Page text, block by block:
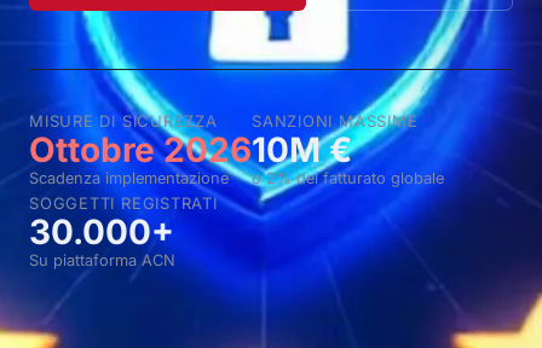
MISURE DI SICUREZZA
Ottobre 2026
Scadenza implementazione
SANZIONI MASSIME
10M €
o 2% del fatturato globale
SOGGETTI REGISTRATI
30.000+
Su piattaforma ACN